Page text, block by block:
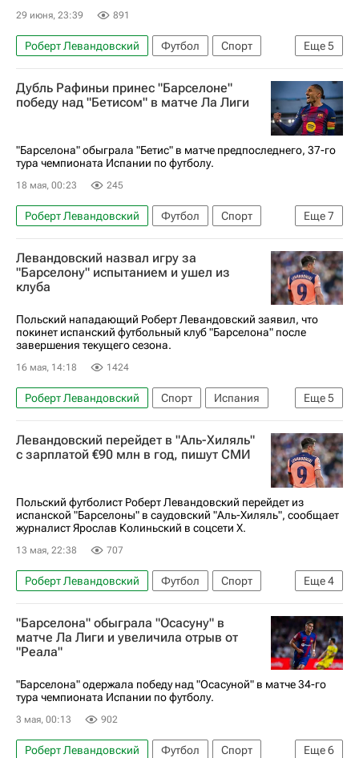
29 июня, 23:39 891
Еще5
Роберт Левандовский Футбол
Спорт
Чикаго Файр
Барселона
Major League Soccer 2025
Трансферы
Дубль Рафиньи принес "Барселоне"
победу над "Бетисом" в матче Ла Лиги
"Барселона" обыграла "Бетис" в матче предпоследнего, 37-го
тура чемпионата Испании по футболу.
18 мая, 00:23 245
Еще7
Роберт Левандовский Футбол
Спорт
Рафинья (1987)
Иско Барселона
Бетис
Валенсия
Чемпионат Испании по футболу
Лига чемпионов УЕФА 2026-2027
Левандовский назвал игру за
"Барселону" испытанием и ушел из
клуба
Польский нападающий Роберт Левандовский заявил, что
покинет испанский футбольный клуб "Барселона" после
завершения текущего сезона.
16 мая, 14:18 1424
Еще5
Роберт Левандовский Спорт
Испания
Россия
Барселона
Аль-Хиляль (Эр-Рияд)
Бавария
Чемпионат Испании по футболу
Левандовский перейдет в "Аль-Хиляль"
с зарплатой €90 млн в год, пишут СМИ
Польский футболист Роберт Левандовский перейдет из
испанской "Барселоны" в саудовский "Аль-Хиляль", сообщает
журналист Ярослав Колиньский в соцсети Х.
13 мая, 22:38 707
Еще4
Роберт Левандовский Футбол
Спорт
Барселона
Аль-Хиляль (Эр-Рияд)
Бавария
Чемпионат Испании по футболу
"Барселона" обыграла "Осасуну" в
матче Ла Лиги и увеличила отрыв от
"Реала"
"Барселона" одержала победу над "Осасуной" в матче 34-го
тура чемпионата Испании по футболу.
3 мая, 00:13 902
Еще6
Роберт Левандовский Футбол Спорт